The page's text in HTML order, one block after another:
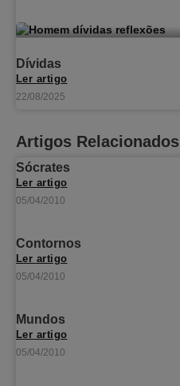
Dívidas
Ler artigo
22/08/2025
Artigos Relacionados
Sócrates
Ler artigo
05/04/2010
Contornos
Ler artigo
05/04/2010
Mundos
Ler artigo
05/04/2010